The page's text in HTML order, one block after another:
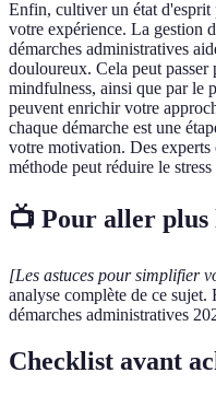
Enfin, cultiver un état
votre expérience. La gestion
démarches administratives
douloureux. Cela peut passer
mindfulness, ainsi que par le
peuvent enrichir votre
chaque démarche est une
votre motivation. Des
méthode peut réduire le
📺 Pour aller plus
[Les astuces pour simplifier
analyse complète de ce
démarches administratives
Checklist avant